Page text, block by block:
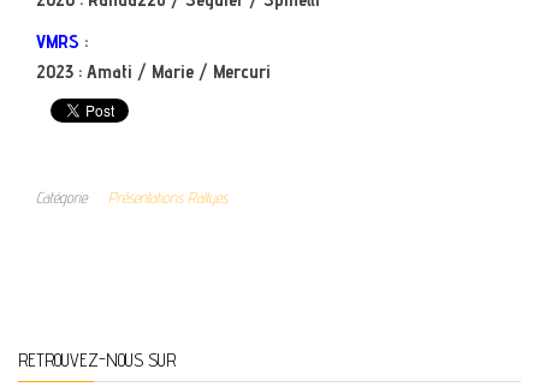
VMRS :
2023 : Amati / Marie / Mercuri
Catégorie Présentations Rallyes
RETROUVEZ-NOUS SUR